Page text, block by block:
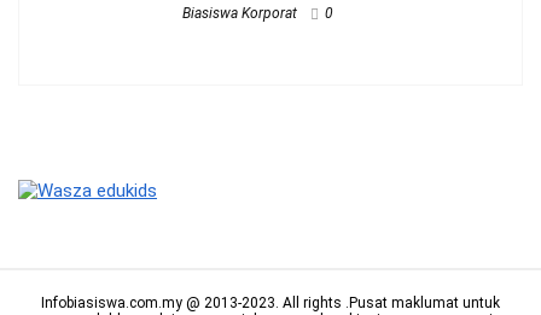
Biasiswa Korporat 0
Infobiasiswa.com.my @ 2013-2023. All rights .Pusat maklumat untuk